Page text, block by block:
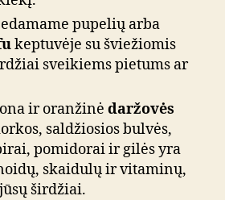
pupelių arba
keptuvėje su šviežiomis
sveikiems pietums ar
ir oranžinė daržovės
saldžiosios bulvės,
pomidorai ir gilės yra
skaidulų ir vitaminų,
širdžiai.